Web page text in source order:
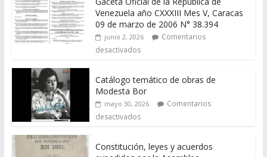
Venezuela año CXXXIII Mes V, Caracas
09 de marzo de 2006 N° 38.394
junio 2, 2026
Comentarios
desactivados
Catálogo temático de obras de
Modesta Bor
mayo 30, 2026
Comentarios
desactivados
Constitución, leyes y acuerdos